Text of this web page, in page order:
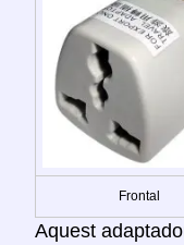
Frontal
Aquest